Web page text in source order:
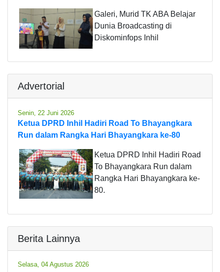
Galeri, Murid TK ABA Belajar
Dunia Broadcasting di
Diskominfops Inhil
Advertorial
Senin, 22 Juni 2026
Ketua DPRD Inhil Hadiri Road To Bhayangkara
Run dalam Rangka Hari Bhayangkara ke-80
Ketua DPRD Inhil Hadiri Road
To Bhayangkara Run dalam
Rangka Hari Bhayangkara ke-
80.
Berita Lainnya
Selasa, 04 Agustus 2026